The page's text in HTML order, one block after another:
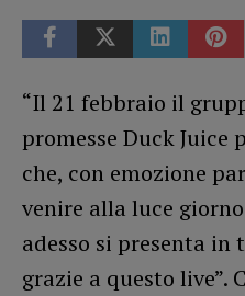
“Il 21 febbraio il
promesse Duck Juice
che, con emozione
venire alla luce
adesso si presenta in
grazie a questo live”.